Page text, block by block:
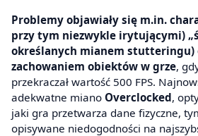
Problemy objawiały się m.in.
przy tym niezwykle irytującymi)
określanych mianem stutteringu)
zachowaniem obiektów w grze,
przekraczał wartość 500 FPS.
adekwatne miano Overclocked,
jaki gra przetwarza dane fizyczne,
opisywane niedogodności na